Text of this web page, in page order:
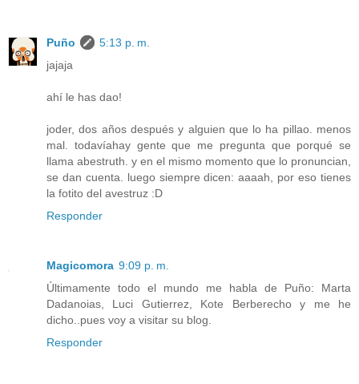
Puño
5:13 p. m.
jajaja
ahí le has dao!
joder, dos años después y alguien que lo ha pillao. menos
mal. todavíahay gente que me pregunta que porqué se
llama abestruth. y en el mismo momento que lo pronuncian,
se dan cuenta. luego siempre dicen: aaaah, por eso tienes
la fotito del avestruz :D
Responder
Magicomora 9:09 p. m.
Últimamente todo el mundo me habla de Puño: Marta
Dadanoias, Luci Gutierrez, Kote Berberecho y me he
dicho..pues voy a visitar su blog.
Responder